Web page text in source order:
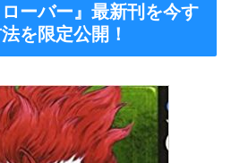
ーバー』最新刊を今す
を限定公開！